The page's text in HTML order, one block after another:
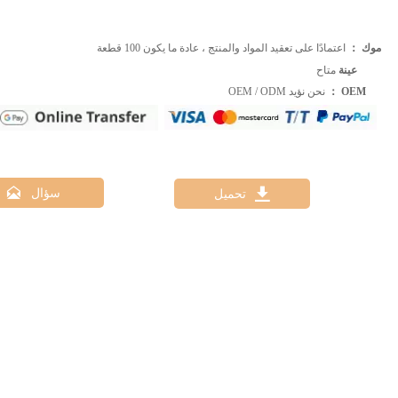
موك ： اعتمادًا على تعقيد المواد والمنتج ، عادة ما يكون 100 قطعة
عينة متاح
OEM ：
نحن نؤيد OEM / ODM
 سؤال تحميل 